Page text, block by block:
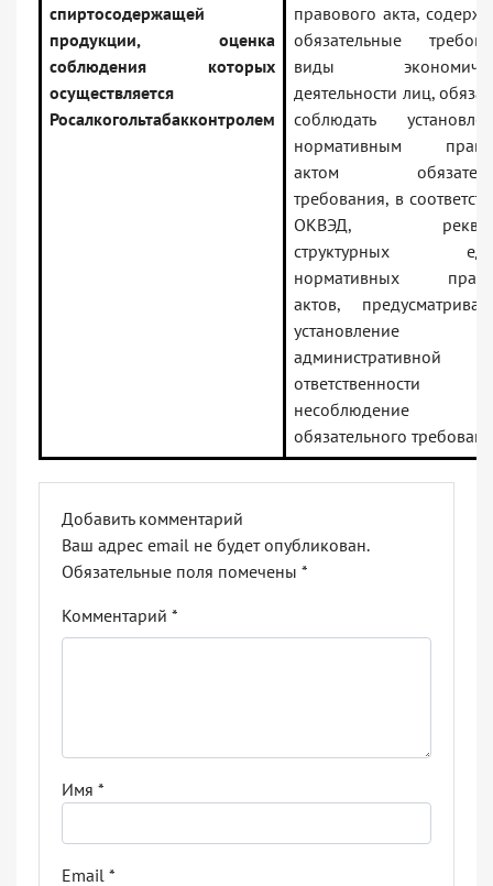
спиртосодержащей
продукции, оценка
соблюдения которых
осуществляется
Росалкогольтабакконтролем
правового акта,
обязательные
виды
деятельности лиц,
соблюдать
нормативным
актом
требования, в
ОКВЭД,
структурных
нормативных
актов,
установление
административной
несоблюдение
обязательного
Добавить комментарий
Ваш адрес email не будет опубликован.
Обязательные поля помечены *
Комментарий *
Имя *
Email *